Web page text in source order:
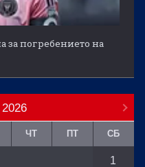
за погребението на
2026
ЧТ ПТ СБ
1